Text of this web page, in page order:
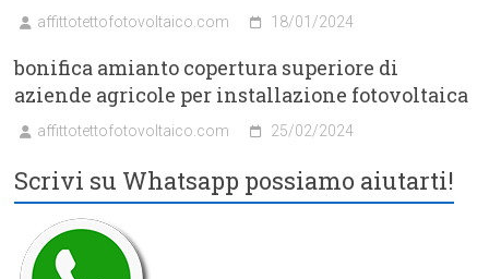
affittotettofotovoltaico.com 18/01/2024
bonifica amianto copertura superiore di
aziende agricole per installazione fotovoltaica
affittotettofotovoltaico.com 25/02/2024
Scrivi su Whatsapp possiamo aiutarti!